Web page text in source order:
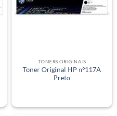
TONERS ORIGINAIS
Toner Original HP nº117A
Preto